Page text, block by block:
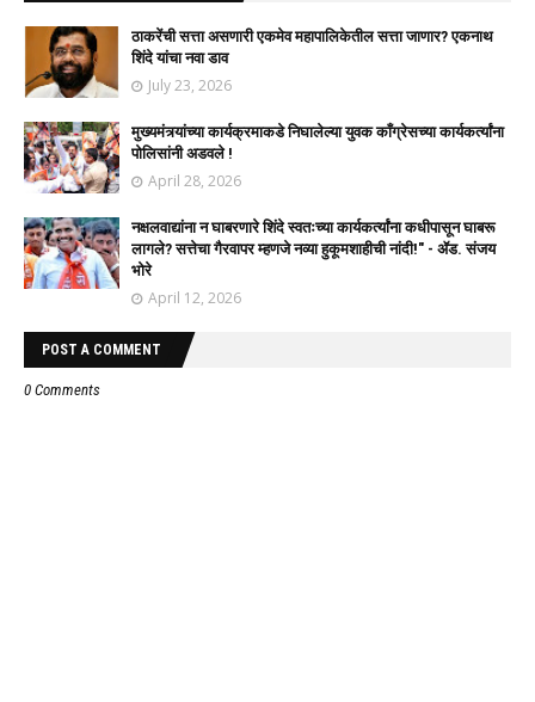
ठाकरेंची सत्ता असणारी एकमेव महापालिकेतील सत्ता जाणार? एकनाथ
शिंदे यांचा नवा डाव
July 23, 2026
मुख्यमंत्र्यांच्या कार्यक्रमाकडे निघालेल्या युवक काँग्रेसच्या कार्यकर्त्यांना
पोलिसांनी अडवले !
April 28, 2026
नक्षलवाद्यांना न घाबरणारे शिंदे स्वतःच्या कार्यकर्त्यांना कधीपासून घाबरू
लागले? सत्तेचा गैरवापर म्हणजे नव्या हुकूमशाहीची नांदी!" - ॲड. संजय
भोरे
April 12, 2026
POST A COMMENT
0 Comments